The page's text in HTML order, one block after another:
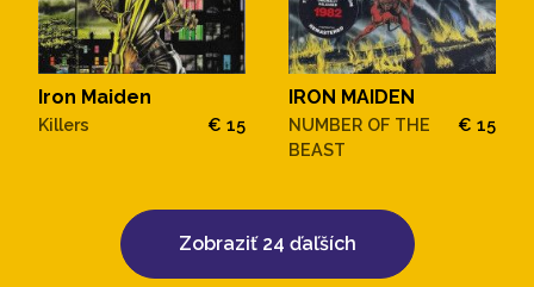
Iron Maiden
Killers € 15
IRON MAIDEN
NUMBER OF THE
BEAST
€ 15
Zobraziť 24 ďaľších